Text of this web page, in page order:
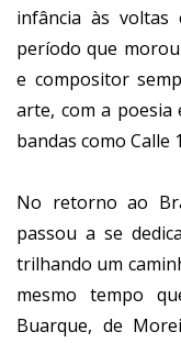
infância às voltas
período que
e compositor
arte, com a poesia
bandas como Calle
No retorno ao
passou a se
trilhando um
mesmo tempo
Buarque, de